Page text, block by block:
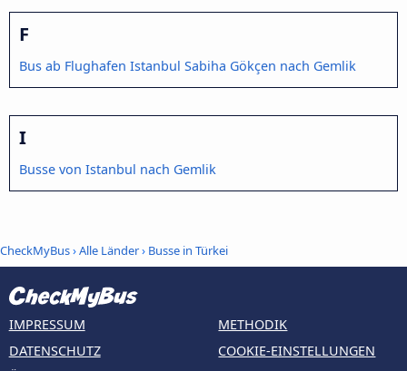
F
Bus ab Flughafen Istanbul Sabiha Gökçen nach Gemlik
I
Busse von Istanbul nach Gemlik
CheckMyBus›Alle Länder› Busse in Türkei
IMPRESSUM
DATENSCHUTZ
METHODIK
COOKIE-EINSTELLUNGEN